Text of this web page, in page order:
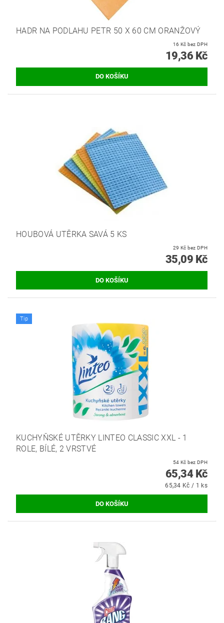
HADR NA PODLAHU PETR 50 X 60 CM ORANŽOVÝ
16 Kč bez DPH
19,36 Kč
HOUBOVÁ UTĚRKA SAVÁ 5 KS
29 Kč bez DPH
35,09 Kč
Tip
KUCHYŇSKÉ UTĚRKY LINTEO CLASSIC XXL - 1
ROLE, BÍLÉ, 2 VRSTVÉ
54 Kč bez DPH
65,34 Kč
65,34 Kč / 1 ks